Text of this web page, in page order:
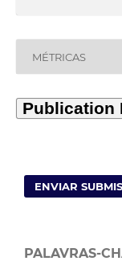
MÉTRICAS
ENVIAR
PALAVRAS-